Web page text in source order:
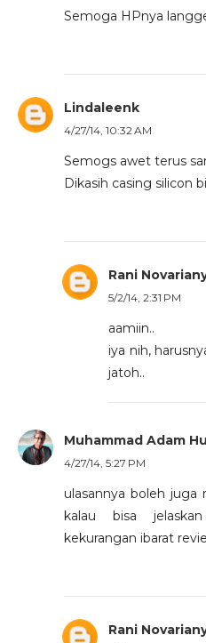
Semoga HPnya
Lindaleenk
4/27/14, 10:32 AM
Semogs awet terus
Dikasih casing silicon
Rani
5/2/14, 2:31 PM
aamiin..
iya nih,
jatoh..
Muhammad Adam
4/27/14, 5:27 PM
ulasannya boleh juga
kalau bisa
kekurangan ibarat
Rani